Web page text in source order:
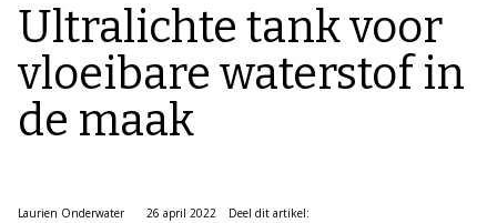
Ultralichte tank voor
vloeibare waterstof in
de maak
Laurien Onderwater
26 april 2022
Deel dit artikel: